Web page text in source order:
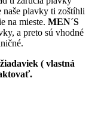
naše plavky ti zoštíhli
na mieste. MEN´S
a preto sú vhodné
( vlastná